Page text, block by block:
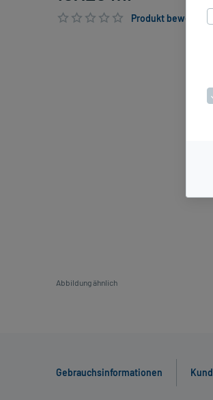
Produkt bewerten
Abbildung ähnlich
Gebrauchsinformationen